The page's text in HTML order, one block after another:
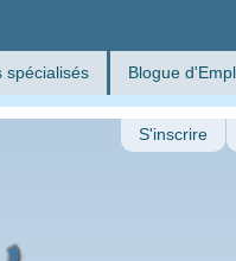
spécialisés Blogue
S'inscrire